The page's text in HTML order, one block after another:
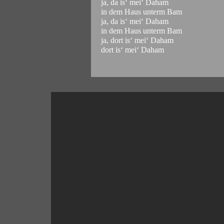
ja, da is‘ mei‘ Daham
in dem Haus unterm Bam
ja, da is‘ mei‘ Daham
in dem Haus unterm Bam
ja, dort is‘ mei‘ Daham
dort is‘ mei‘ Daham